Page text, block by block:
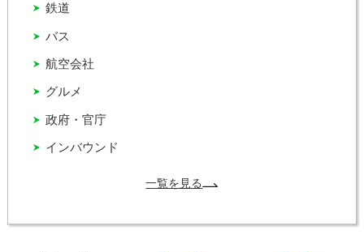
インバウンド
グルメ
バス
政府・官庁
航空会社
鉄道
一覧を見る